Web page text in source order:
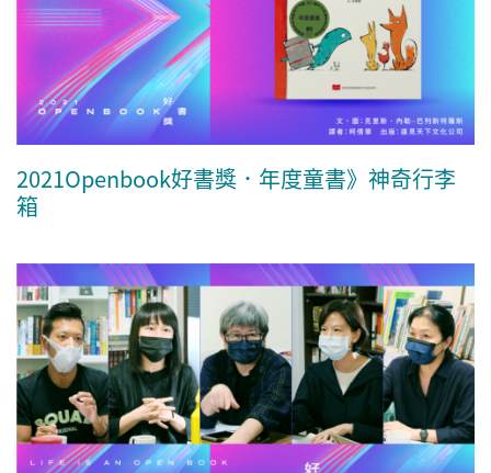
2021Openbook好書獎．年度童書》神奇行李
箱